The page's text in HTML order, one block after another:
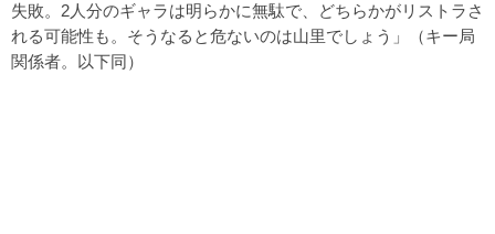
失敗。2人分のギャラは明らかに無駄で、どちらかがリストラさ
れる可能性も。そうなると危ないのは山里でしょう」（キー局
関係者。以下同）